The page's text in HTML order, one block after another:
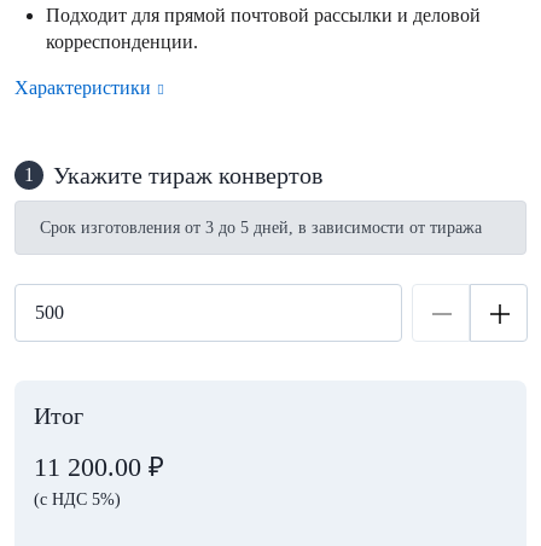
Подходит для прямой почтовой рассылки и деловой
корреспонденции.
Характеристики
1 Укажите тираж конвертов
Срок изготовления от 3 до 5 дней, в зависимости от тиража
Итог
11 200.00 ₽
(с НДС 5%)